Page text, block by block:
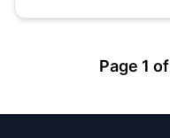
Page 1 of